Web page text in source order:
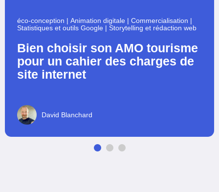
éco-conception | Animation digitale | Commercialisation |
Statistiques et outils Google | Storytelling et rédaction web
Bien choisir son AMO tourisme
pour un cahier des charges de
site internet
David Blanchard